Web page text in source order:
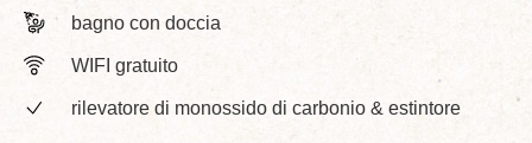
bagno con doccia
WIFI gratuito
rilevatore di monossido di carbonio & estintore